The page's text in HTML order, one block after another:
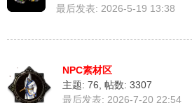
最后发表: 2026-5-19 13:38
NPC素材区
主题: 76 帖数: 3307
最后发表: 2026-7-20 22:54